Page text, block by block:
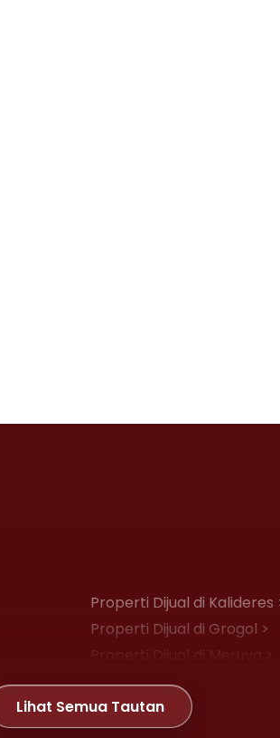
Properti Dijual di Kalideres
Properti Dijual di Grogol >
Properti Dijual di Meruya >
Properti Dijual di Joglo >
Lihat Semua Tautan